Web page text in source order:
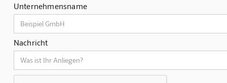
Unternehmensname
Nachricht